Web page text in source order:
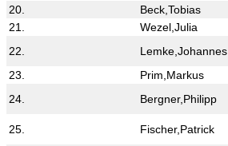
20.
Beck,Tobias
21.
Wezel,Julia
22.
Lemke,Johannes
23.
Prim,Markus
24.
Bergner,Philipp
25. Fischer,Patrick